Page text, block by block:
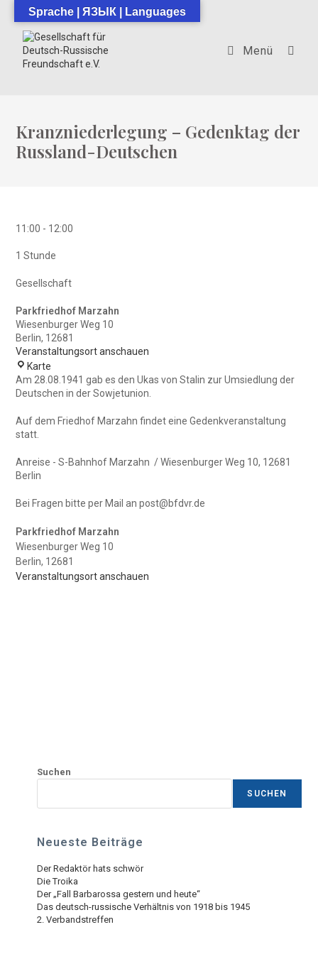
springen
Menü
Kranzniederlegung – Gedenktag der
Russland-Deutschen
11:00 - 12:00
1 Stunde
Gesellschaft
Parkfriedhof Marzahn
Wiesenburger Weg 10
Berlin, 12681
Veranstaltungsort anschauen
Karte
Marzahn
Am 28.08.1941 gab es den Ukas von Stalin zur Umsiedlung der
Deutschen in der Sowjetunion.
Auf dem Friedhof Marzahn findet eine Gedenkveranstaltung
statt.
Anreise - S-Bahnhof Marzahn / Wiesenburger Weg 10, 12681
Berlin
Bei Fragen bitte per Mail an post@bfdvr.de
Parkfriedhof Marzahn
Wiesenburger Weg 10
Berlin, 12681
Veranstaltungsort anschauen
Suchen
SUCHEN
Neueste Beiträge
Der Redaktör hats schwör
Die Troika
Der „Fall Barbarossa gestern und heute“
Das deutsch-russische Verhältnis von 1918 bis 1945
2. Verbandstreffen
Sprache | ЯЗЫК | Languages